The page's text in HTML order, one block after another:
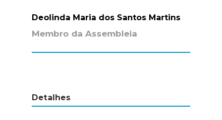
Deolinda Maria dos Santos Martins
Membro da Assembleia
Detalhes